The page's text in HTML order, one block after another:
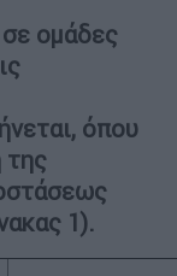
σε ομάδες
όπου
της
1).